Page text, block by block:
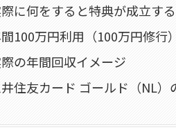
に何をすると特典が成立す
100万円利用（100万円修行
の年間回収イメージ
住友カード ゴールド（NL